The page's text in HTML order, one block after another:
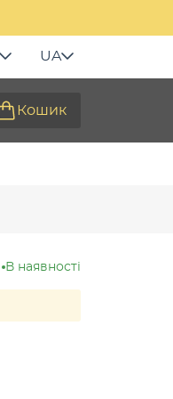
UA
Кошик
В наявності